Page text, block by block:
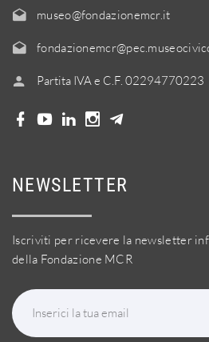
museo@fondazionemcr.it
Partita IVA e C.F. 02294770223
NEWSLETTER
Iscriviti per ricevere la newsletter
della Fondazione MCR
Inserici la tua email